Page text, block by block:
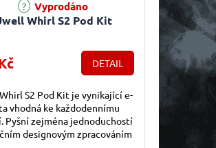
Whirl S2 Pod Kit
Vyprodáno
DETAIL
S2 Pod Kit je vynikající e-
vhodná ke každodennímu
Pyšní zejména jednoduchostí
designovým zpracováním